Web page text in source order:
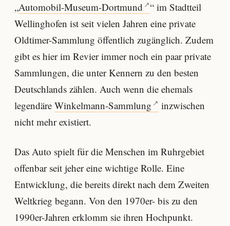
„Automobil-Museum-Dortmund
“ im Stadtteil
Wellinghofen ist seit vielen Jahren eine private
Oldtimer-Sammlung öffentlich zugänglich. Zudem
gibt es hier im Revier immer noch ein paar private
Sammlungen, die unter Kennern zu den besten
Deutschlands zählen. Auch wenn die ehemals
legendäre Winkelmann-Sammlung
inzwischen
nicht mehr existiert.
Das Auto spielt für die Menschen im Ruhrgebiet
offenbar seit jeher eine wichtige Rolle. Eine
Entwicklung, die bereits direkt nach dem Zweiten
Weltkrieg begann. Von den 1970er- bis zu den
1990er-Jahren erklomm sie ihren Hochpunkt.